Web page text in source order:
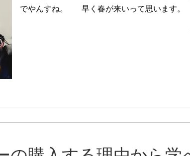
でやんすね。 早く春が来いって思います。